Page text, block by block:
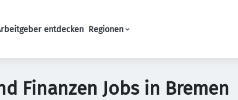
Navigation
entdecken Regionen
Finanzen Jobs in Bremen